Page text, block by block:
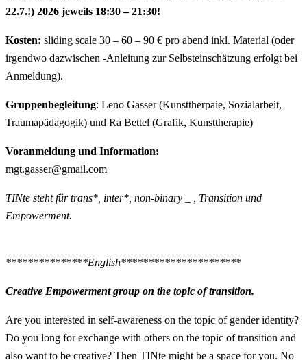
22.7.!) 2026 jeweils 18:30 – 21:30!
Kosten: sliding scale 30 – 60 – 90 € pro abend inkl. Material (oder
irgendwo dazwischen -Anleitung zur Selbsteinschätzung erfolgt bei
Anmeldung).
Gruppenbegleitung: Leno Gasser (Kunsttherpaie, Sozialarbeit,
Traumapädagogik) und Ra Bettel (Grafik, Kunsttherapie)
Voranmeldung und Information:
mgt.gasser@gmail.com
TINte steht für trans*, inter*, non-binary _ , Transition und
Empowerment.
***************English**********************
Creative Empowerment group on the topic of transition.
Are you interested in self-awareness on the topic of gender identity?
Do you long for exchange with others on the topic of transition and
also want to be creative? Then TINte might be a space for you. No